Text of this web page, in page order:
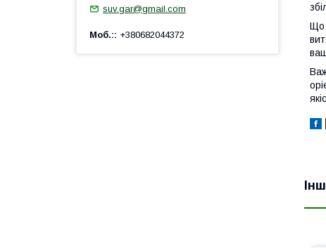
Що
suv.gar@gmail.com
Моб.: +380682044372